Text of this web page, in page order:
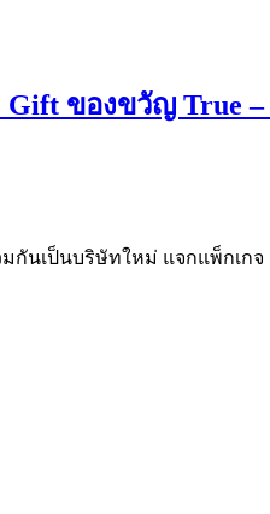
Gift ของขวัญ True
กันเป็นบริษัทใหม่ แจกแพ็กเ